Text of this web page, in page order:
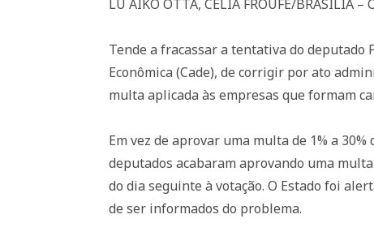
LU AIKO OTTA, CÉLIA FROUFE/BRASÍLIA –
Tende a fracassar a tentativa do deputado
Econômica (Cade), de corrigir por ato
multa aplicada às empresas que formam
Em vez de aprovar uma multa de 1% a
deputados acabaram aprovando uma
do dia seguinte à votação. O Estado foi
de ser informados do problema.